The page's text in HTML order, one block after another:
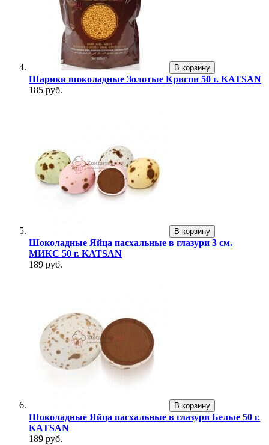
В корзину
Шарики шоколадные Золотые Криспи 50 г. KATSAN
185 руб.
В корзину
Шоколадные Яйца пасхальные в глазури 3 см.
МИКС 50 г. KATSAN
189 руб.
В корзину
Шоколадные Яйца пасхальные в глазури Белые 50 г.
KATSAN
189 руб.